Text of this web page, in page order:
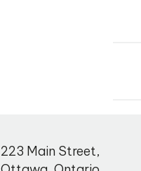
223 Main Street,